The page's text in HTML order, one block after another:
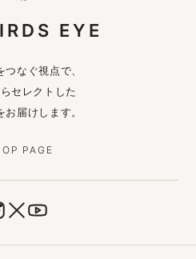
EYE
つなぐ視点で、
セレクトした
お届けします。
PAGE